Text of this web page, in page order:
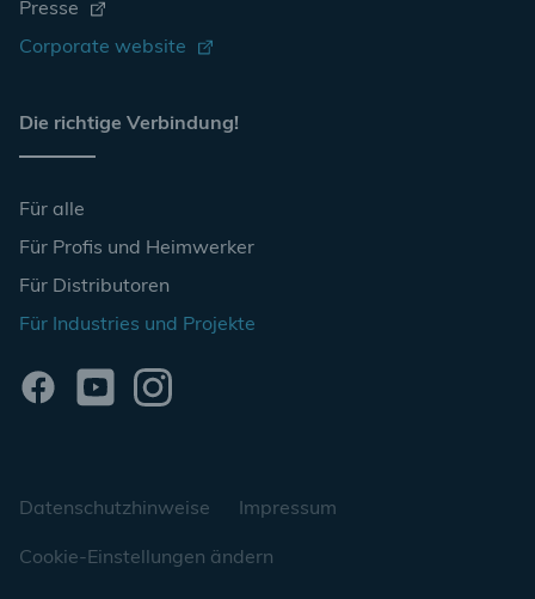
Presse
Corporate website
Die richtige Verbindung!
Für alle
Für Profis und Heimwerker
Für Distributoren
Für Industries und Projekte
Datenschutzhinweise Impressum
Cookie-Einstellungen ändern